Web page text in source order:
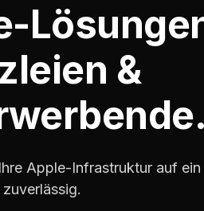
&
Apple-Infrastruktur auf ein